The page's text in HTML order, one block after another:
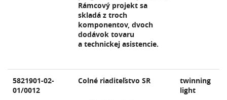
Rámcový projekt sa
skladá z troch
komponentov, dvoch
dodávok tovaru
a technickej asistencie.
5821901-02-
01/0012
Colné riaditeľstvo SR
twinning
light